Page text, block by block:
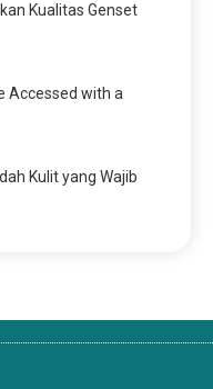
Kualitas Genset
Accessed with a
Kulit yang Wajib